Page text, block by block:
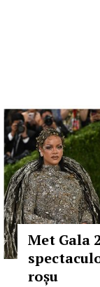
Met Gala
roșu